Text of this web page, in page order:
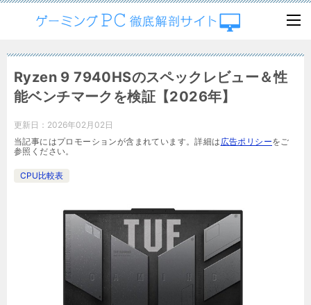
Ryzen 9 7940HSのスペックレビュー＆性
能ベンチマークを検証【2026年】
更新日： 2026年02月02日
当記事にはプロモーションが含まれています。詳細は 広告ポリシーをご
参照ください。
CPU比較表